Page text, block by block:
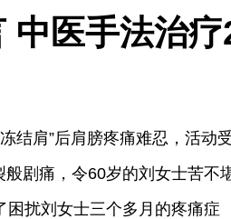
中医手法治
结肩”后肩膀疼痛难忍，活动
剧痛，令60岁的刘女士苦不
扰刘女士三个多月的疼痛症